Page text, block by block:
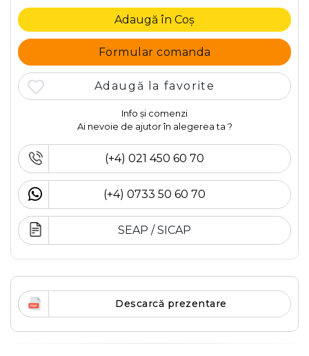
Adaugă în Coș
Formular comanda
Adaugă la favorite
Info și comenzi
Ai nevoie de ajutor în alegerea ta ?
(+4) 021 450 60 70
(+4) 0733 50 60 70
SEAP / SICAP
Descarcă prezentare